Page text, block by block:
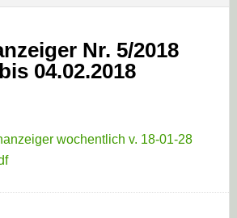
Nr. 5/2018
04.02.2018
wochentlich v. 18-01-28